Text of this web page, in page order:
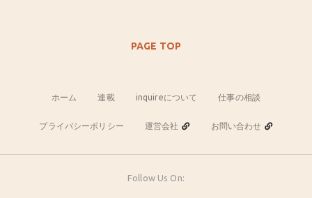
PAGE TOP
ホーム 連載 inquireについて 仕事の相談
プライバシーポリシー 運営会社 お問い合わせ
Follow Us On: